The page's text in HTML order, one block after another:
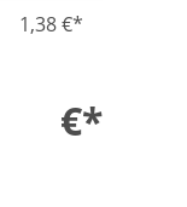
1,38 €*
€*